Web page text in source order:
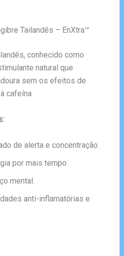
Tailandês – EnXtra™
conhecido como
natural que
sem os efeitos de
cafeína.
de alerta e concentração.
por mais tempo.
mental.
anti-inflamatórias e